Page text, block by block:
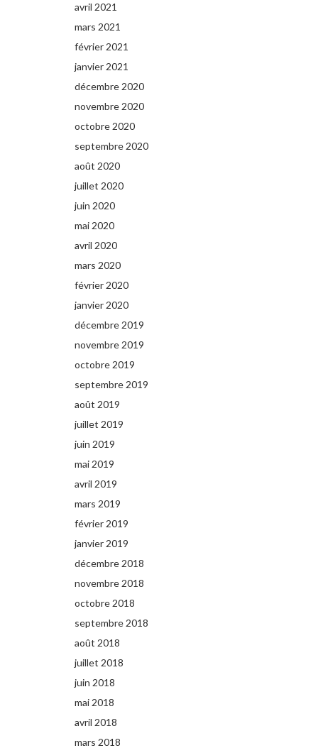
avril 2021
mars 2021
février 2021
janvier 2021
décembre 2020
novembre 2020
octobre 2020
septembre 2020
août 2020
juillet 2020
juin 2020
mai 2020
avril 2020
mars 2020
février 2020
janvier 2020
décembre 2019
novembre 2019
octobre 2019
septembre 2019
août 2019
juillet 2019
juin 2019
mai 2019
avril 2019
mars 2019
février 2019
janvier 2019
décembre 2018
novembre 2018
octobre 2018
septembre 2018
août 2018
juillet 2018
juin 2018
mai 2018
avril 2018
mars 2018